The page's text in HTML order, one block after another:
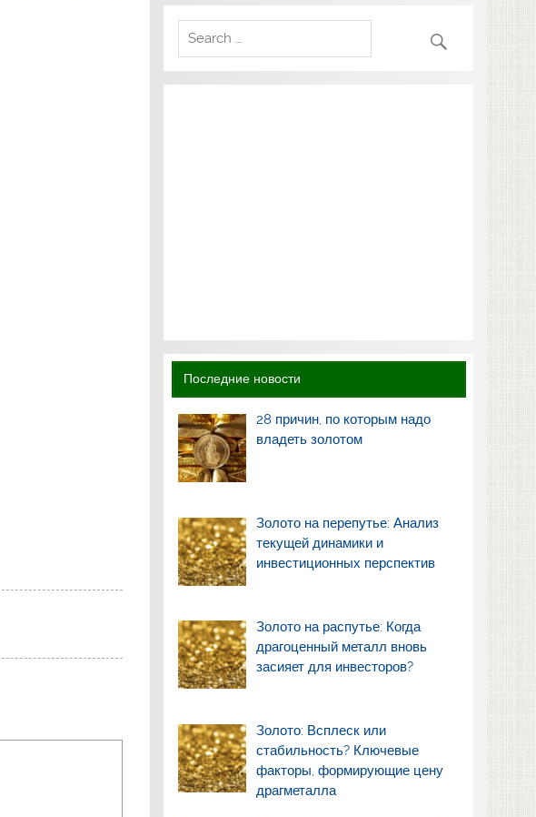
Последние новости
28 причин, по которым надо
владеть золотом
Золото на перепутье: Анализ
текущей динамики и
инвестиционных перспектив
Золото на распутье: Когда
драгоценный металл вновь
засияет для инвесторов?
Золото: Всплеск или
стабильность? Ключевые
факторы, формирующие цену
драгметалла